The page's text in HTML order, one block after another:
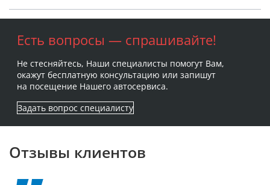
Есть вопросы — спрашивайте!
Не стесняйтесь, Наши специалисты помогут Вам,
окажут бесплатную консультацию или запишут
на посещение Нашего автосервиса.
Задать вопрос специалисту
Отзывы клиентов